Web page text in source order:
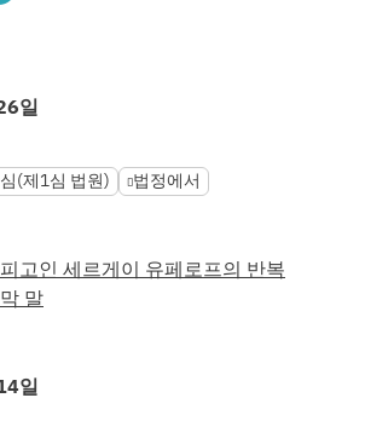
일
(제1심 법원) 법정에서
고인 세르게이 유페로프의 반복
말
일